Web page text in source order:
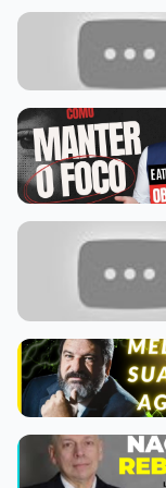
pessoa
o povo nós
que que eu tô
pode ter uma
convivência
Comunitária
com os nossos
necessidade
momentos de
visitando uma
uma escola
surdas e eu fui
escola visitá-la
apresentação
Crianças ouvia
partir né